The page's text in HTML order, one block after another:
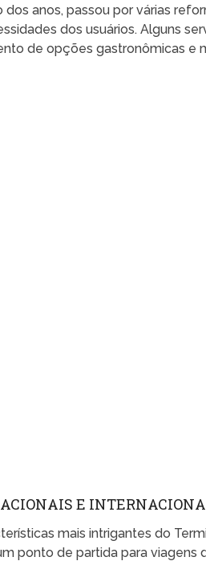
dos anos, passou por várias
dos usuários. Alguns
de opções gastronômicas e
E
mais intrigantes do
ponto de partida para viagens